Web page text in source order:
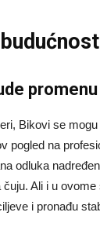
promenu
Bikovi se
pogled na
odluka
čuju. Ali i u
i pronađu